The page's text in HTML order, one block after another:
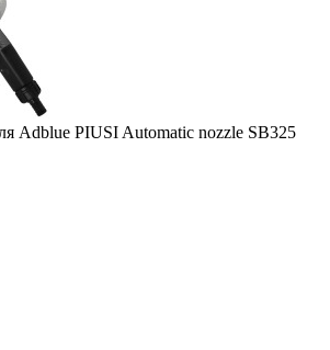
Adblue PIUSI Automatic nozzle SB325